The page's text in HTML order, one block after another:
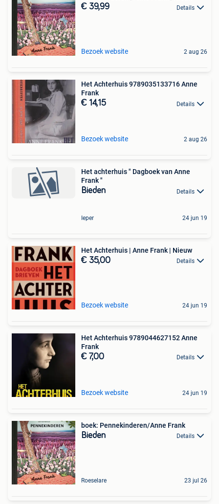
€ 39,99 Details
Bezoek website 2 aug 26
Het Achterhuis 9789035133716 Anne
Frank
€ 14,15 Details
Bezoek website 2 aug 26
Het achterhuis " Dagboek van Anne
Frank "
Bieden Details
Ieper 24 jun 19
Het Achterhuis | Anne Frank | Nieuw
€ 35,00 Details
Bezoek website 24 jun 19
Het Achterhuis 9789044627152 Anne
Frank
€ 7,00 Details
Bezoek website 24 jun 19
boek: Pennekinderen/Anne Frank
Bieden Details
Roeselare 23 jul 26